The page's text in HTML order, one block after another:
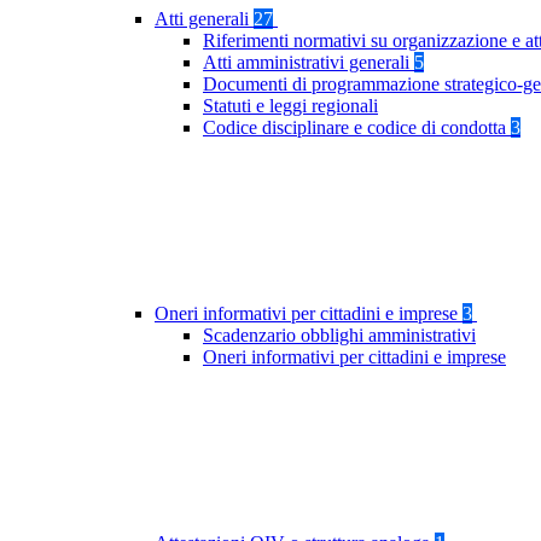
Atti generali 27
Riferimenti normativi su organizzazione e
Atti amministrativi generali 5
Documenti di programmazione strategico-
Statuti e leggi regionali
Codice disciplinare e codice di condotta 3
Oneri informativi per cittadini e imprese 3
Scadenzario obblighi amministrativi
Oneri informativi per cittadini e imprese